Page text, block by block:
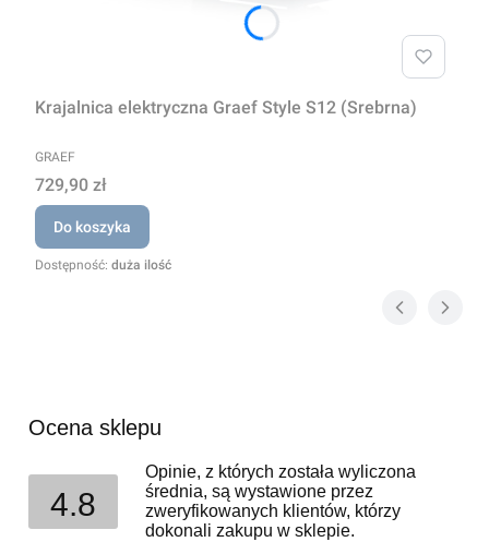
Krajalnica elektryczna Graef Style S12 (Srebrna)
PRODUCENT
GRAEF
Cena
729,90 zł
Do koszyka
Dostępność: duża ilość
Ocena sklepu
4.8
Opinie, z których została wyliczona
średnia, są wystawione przez
zweryfikowanych klientów, którzy
dokonali zakupu w sklepie.